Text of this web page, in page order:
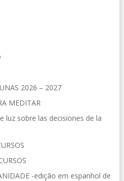
2026 – 2027
MEDITAR
luz sobre las decisiones de la
-edição em espanhol de